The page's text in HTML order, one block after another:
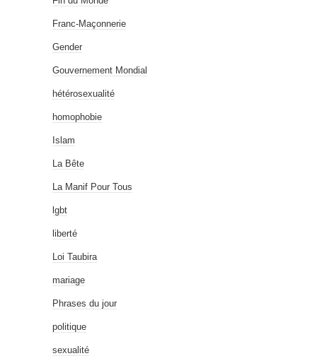
Franc-Maçonnerie
Gender
Gouvernement Mondial
hétérosexualité
homophobie
Islam
La Bête
La Manif Pour Tous
lgbt
liberté
Loi Taubira
mariage
Phrases du jour
politique
sexualité